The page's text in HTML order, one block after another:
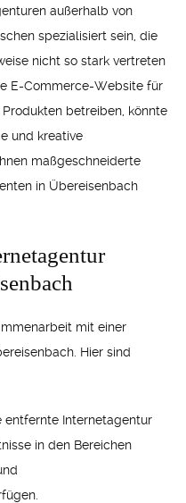
außerhalb von
spezialisiert sein, die
nicht so stark vertreten
E-Commerce-Website für
betreiben, könnte
und kreative
maßgeschneiderte
in Übereisenbach
mit einer
Hier sind
entfernte Internetagentur
in den Bereichen